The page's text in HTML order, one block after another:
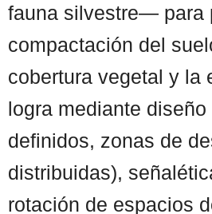
fauna silvestre— para
compactación del
cobertura vegetal y la
logra mediante diseño
definidos, zonas de
distribuidas),
rotación de espacios